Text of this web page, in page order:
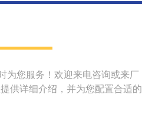
为您服务！欢迎来电咨询或来厂
供详细介绍，并为您配置合适的